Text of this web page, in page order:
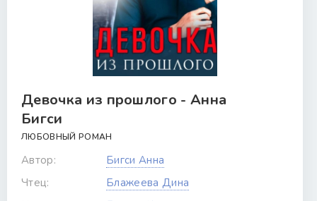
Девочка из прошлого - Анна
Бигси
ЛЮБОВНЫЙ РОМАН
Автор:
Бигси Анна
Чтец:
Блажеева Дина